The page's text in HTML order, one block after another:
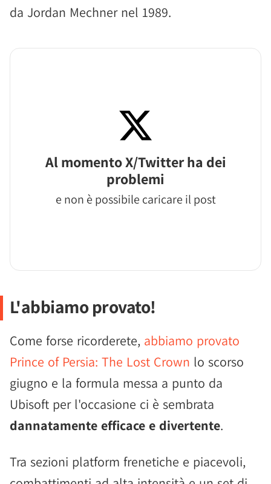
da Jordan Mechner nel 1989.
Al momento X/Twitter ha dei
problemi
e non è possibile caricare il post
L'abbiamo provato!
Come forse ricorderete, abbiamo provato
Prince of Persia: The Lost Crown lo scorso
giugno e la formula messa a punto da
Ubisoft per l'occasione ci è sembrata
dannatamente efficace e divertente.
Tra sezioni platform frenetiche e piacevoli,